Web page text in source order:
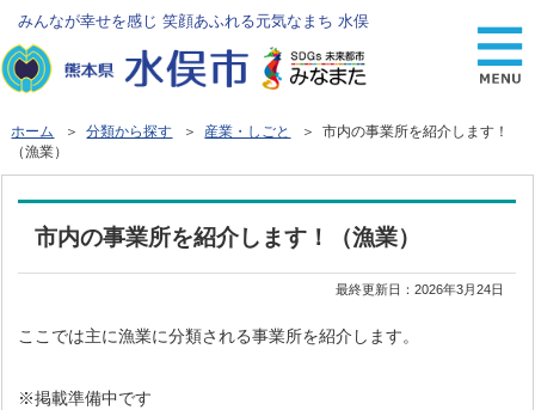
みんなが幸せを感じ 笑顔あふれる元気なまち 水俣
ホーム ＞分類から探す ＞ 産業・しごと
＞ 市内の事業所を紹介します！
（漁業）
市内の事業所を紹介します！（漁業）
最終更新日：2026年3月24日
ここでは主に漁業に分類される事業所を紹介します。
※掲載準備中です